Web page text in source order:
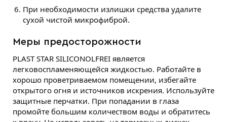
При необходимости излишки средства удалите
сухой чистой микрофиброй.
Меры предосторожности
PLAST STAR SILICONOLFREI является
легковоспламеняющейся жидкостью. Работайте в
хорошо проветриваемом помещении, избегайте
открытого огня и источников искрения. Используйте
защитные перчатки. При попадании в глаза
промойте большим количеством воды и обратитесь